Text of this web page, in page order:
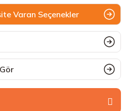
Varan Seçenekler